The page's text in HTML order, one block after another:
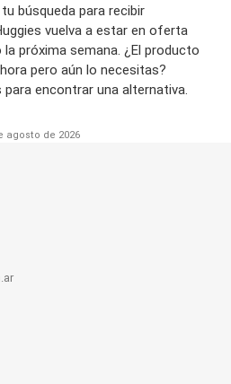
búsqueda para recibir
vuelva a estar en oferta
próxima semana. ¿El producto
pero aún lo necesitas?
encontrar una alternativa.
agosto de 2026